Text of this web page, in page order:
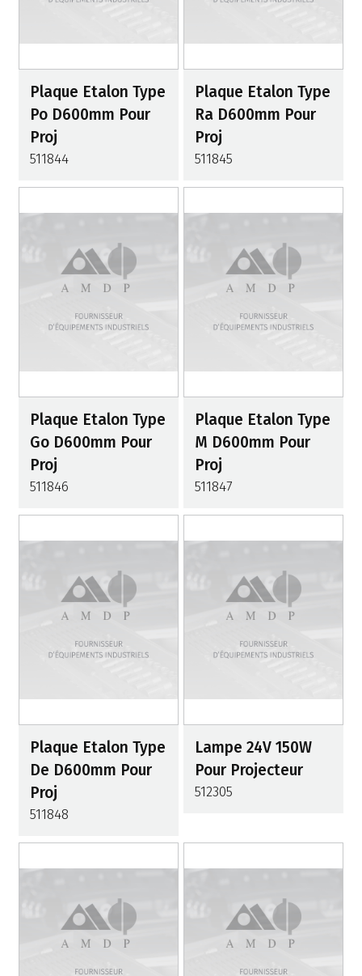
Plaque Etalon Type
Po D600mm Pour
Proj
511844
Plaque Etalon Type
Ra D600mm Pour
Proj
511845
Plaque Etalon Type
Go D600mm Pour
Proj
511846
Plaque Etalon Type
M D600mm Pour
Proj
511847
Plaque Etalon Type
De D600mm Pour
Proj
511848
Lampe 24V 150W
Pour Projecteur
512305